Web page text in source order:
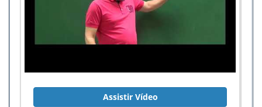
Assistir Vídeo